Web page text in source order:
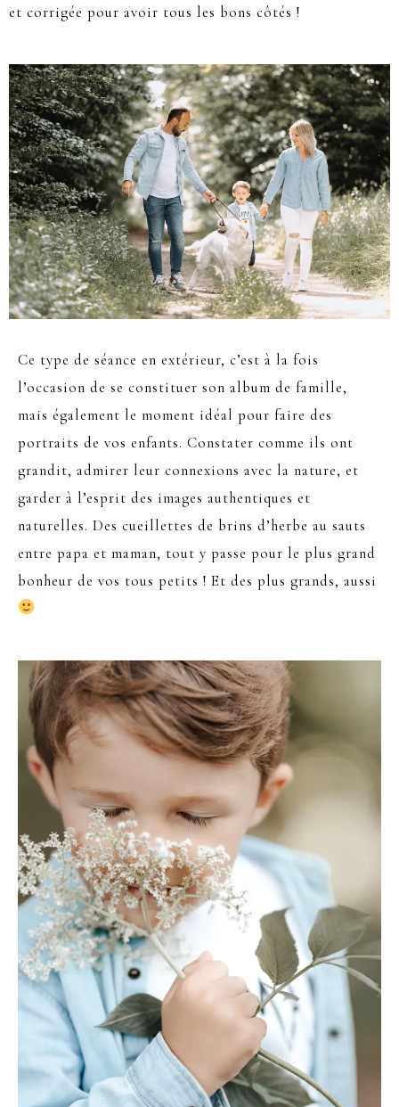
et corrigée pour avoir tous les bons côtés !
Ce type de séance en extérieur, c’est à la fois
l’occasion de se constituer son album de famille,
mais également le moment idéal pour faire des
portraits de vos enfants. Constater comme ils ont
grandit, admirer leur connexions avec la nature, et
garder à l’esprit des images authentiques et
naturelles. Des cueillettes de brins d’herbe au sauts
entre papa et maman, tout y passe pour le plus grand
bonheur de vos tous petits ! Et des plus grands, aussi